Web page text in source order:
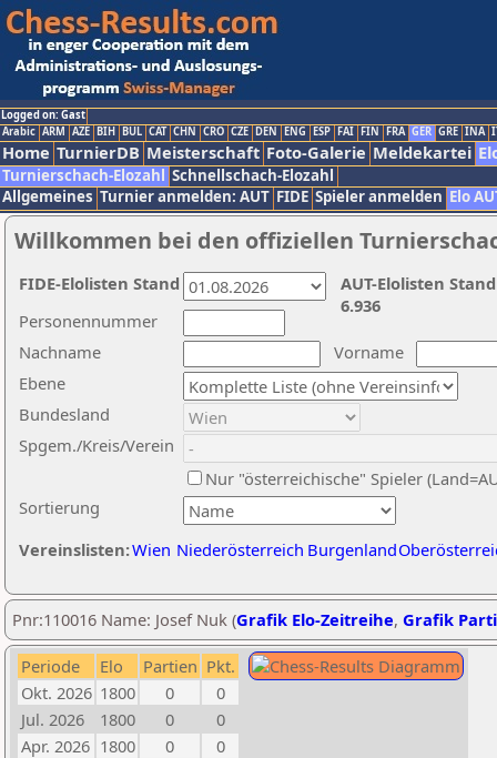
Logged on: Gast
Arabic ARM AZE BIH BUL CAT CHN CRO CZE DEN ENG ESP FAI FIN FRA GER GRE INA
Home TurnierDB Meisterschaft Foto-Galerie Meldekartei
Turnierschach-Elozahl Schnellschach-Elozahl
Allgemeines Turnier anmelden: AUT FIDE Spieler anmelden Elo
Willkommen bei den offiziellen
Nachname
Vorname
Ebene
Sortierung
Personennummer
Bundesland
Spgem./Kreis/Verein
Nur "österreichische" Spieler
Vereinslisten:Wien Niederösterreich Burgenland
AUT-Elolisten
6.936
FIDE-Elolisten Stand
Pnr:110016 Name: Josef Nuk (Grafik Elo-Zeitreihe, Grafik
Periode Elo Partien Pkt.
Okt. 2026 1800 0
0
Jul. 2026
1800 0
0
Apr. 2026 1800 0
0